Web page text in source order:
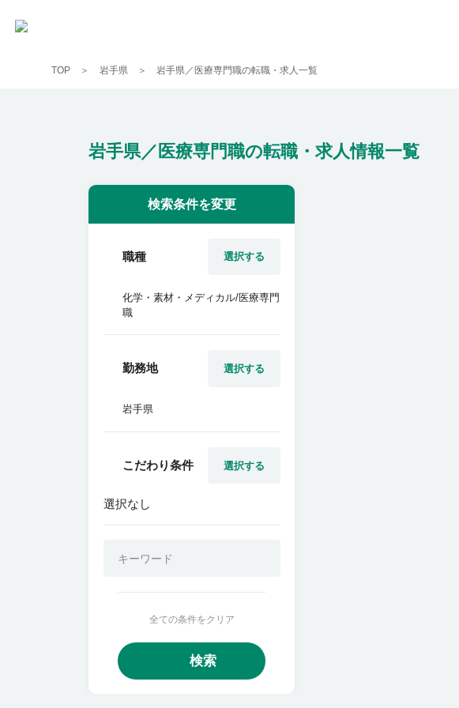
TOP 岩手県 岩手県／医療専門職の転職・求人一覧
岩手県／医療専門職の転職・求人情報一覧
検索条件を変更
選択する
職種
化学・素材・メディカル/医療専門
職
選択する
勤務地
岩手県
選択する
こだわり条件
選択なし
全ての条件をクリア
検索